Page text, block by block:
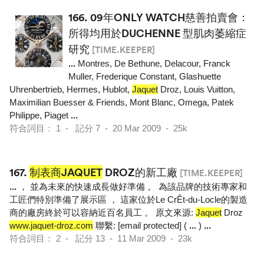
166. 09年ONLY WATCH慈善拍賣會：
所得均用於DUCHENNE 型肌肉萎縮症
研究 [TIME.KEEPER]
... Montres, De Bethune, Delacour, Franck
Muller, Frederique Constant, Glashuette
Uhrenbertrieb, Hermes, Hublot, Jaquet Droz, Louis Vuitton,
Maximilian Buesser & Friends, Mont Blanc, Omega, Patek
Philippe, Piaget ...
符合詞目： 1 - 記分 7 - 20 Mar 2009 - 25k
167. 制表商JAQUET DROZ的新工廠 [TIME.KEEPER]
... ， 並為未來的快速成長做好準備 。 為該品牌的技術專家和
工匠們特別準備了展示區 ， 這家位於Le CrÊt-du-Locle的製造
商的廠房終於可以容納近百名員工 。 原文來源: Jaquet Droz
www.jaquet-droz.com 聯繫: [email protected] ( ... ) ...
符合詞目： 2 - 記分 13 - 11 Mar 2009 - 23k